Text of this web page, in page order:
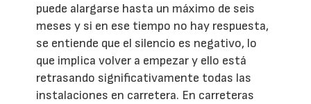
puede alargarse hasta un máximo de seis
meses y si en ese tiempo no hay respuesta,
se entiende que el silencio es negativo, lo
que implica volver a empezar y ello está
retrasando significativamente todas las
instalaciones en carretera. En carreteras